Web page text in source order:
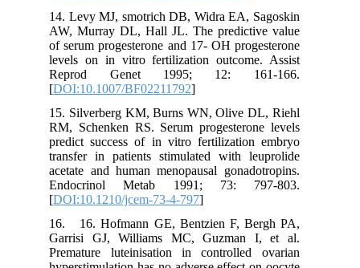
14. Levy MJ, smotrich DB, Widra EA, Sagoskin
AW, Murray DL, Hall JL. The predictive value
of serum progesterone and 17- OH progesterone
levels on in vitro fertilization outcome. Assist
Reprod Genet 1995; 12: 161-166.
[DOI:10.1007/BF02211792
15. Silverberg KM, Burns WN, Olive DL, Riehl
RM, Schenken RS. Serum progesterone levels
predict success of in vitro fertilization embryo
transfer in patients stimulated with leuprolide
acetate and human menopausal gonadotropins.
Endocrinol Metab 1991; 73: 797-803.
[DOI:10.1210/jcem-73-4-797
16. 16. Hofmann GE, Bentzien F, Bergh PA,
Garrisi GJ, Williams MC, Guzman I, et al.
Premature luteinisation in controlled ovarian